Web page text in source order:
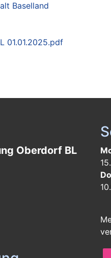
Baselland
01.01.2025.pdf
Oberdorf BL